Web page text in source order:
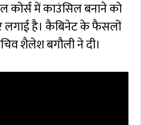
में काउंसिल बनाने को
लगाई है। कैबिनेट के फैसलों
शैलेश बगौली ने दी।